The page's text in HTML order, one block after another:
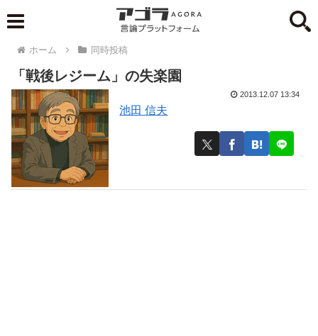
ホーム 同時投稿
「戦後レジーム」の失楽園
池田 信夫
2013.12.07 13:34